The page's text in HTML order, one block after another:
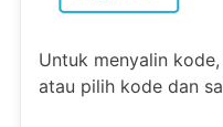
Untuk menyalin
atau pilih kode dan